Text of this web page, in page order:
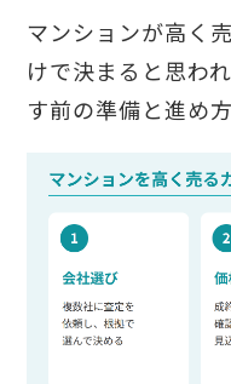
マンションが高く
けで決まると思わ
す前の準備と進め